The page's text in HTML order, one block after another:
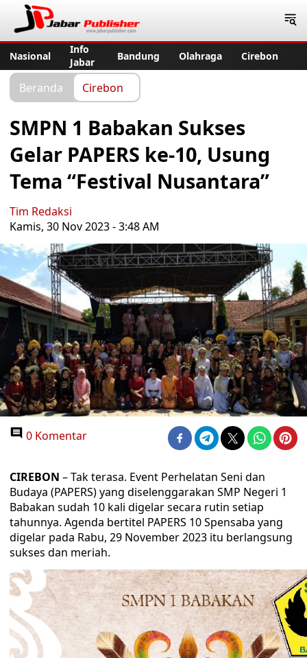
Nasional
Info
Jabar
Bandung Olahraga Cirebon
Beranda Cirebon
SMPN 1 Babakan Sukses
Gelar PAPERS ke-10, Usung
Tema “Festival Nusantara”
Tim Redaksi
Kamis, 30 Nov 2023 - 3:48 AM
0 Komentar
CIREBON – Tak terasa. Event Perhelatan Seni dan
Budaya (PAPERS) yang diselenggarakan SMP Negeri 1
Babakan sudah 10 kali digelar secara rutin setiap
tahunnya. Agenda bertitel PAPERS 10 Spensaba yang
digelar pada Rabu, 29 November 2023 itu berlangsung
sukses dan meriah.